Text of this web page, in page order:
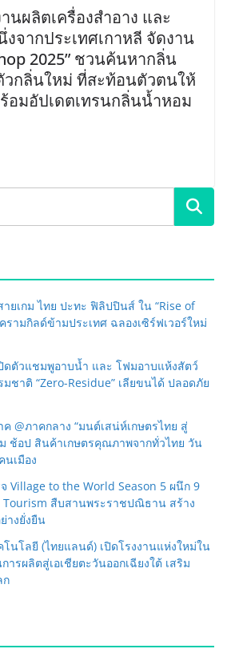
านผลิตเครื่องสำอาง และ
จากประเทศเกาหลี จัดงาน
2025” ชวนค้นหากลิ่น
กลิ่นใหม่ ที่สะท้อนตัวตนให้
อมอัปเดตเทรนกลิ่นน้ำหอม
ยเกม ไทย ปะทะ ฟิลิปปินส์ ใน “Rise of
รามกิลด์ข้ามประเทศ ฉลองเซิร์ฟเวอร์ใหม่
ปิดตัวแชมพูอาบน้ำ และ โฟมอาบแห้งสัตว์
ชาติ “Zero-Residue” เลียขนได้ ปลอดภัย
@ภาคกลาง “มนต์เสน่ห์เกษตรไทย สู่
ช้อป สินค้าเกษตรคุณภาพจากทั่วไทย วัน
เมือง
Village to the World Season 5 ผนึก 9
Tourism สืบสานพระราชปณิธาน สร้าง
างยั่งยืน
โนโลยี (ไทยแลนด์) เปิดโรงงานแห่งใหม่ใน
รผลิตสู่เอเชียตะวันออกเฉียงใต้ เสริม
ก